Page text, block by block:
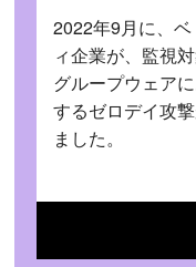
2022年9月に、
ィ企業が、監視
グループウェア
するゼロデイ攻
ました。